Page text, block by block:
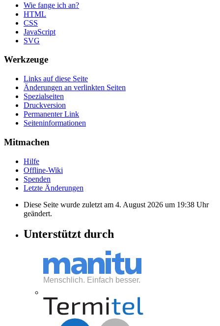
Wie fange ich an?
HTML
CSS
JavaScript
SVG
Werkzeuge
Links auf diese Seite
Änderungen an verlinkten Seiten
Spezialseiten
Druckversion
Permanenter Link
Seiten­informationen
Mitmachen
Hilfe
Offline-Wiki
Spenden
Letzte Änderungen
Diese Seite wurde zuletzt am 4. August 2026 um 19:38 Uhr
geändert.
Unterstützt durch